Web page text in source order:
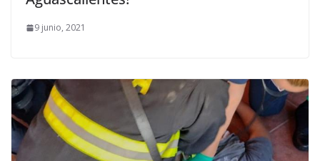
9 junio, 2021